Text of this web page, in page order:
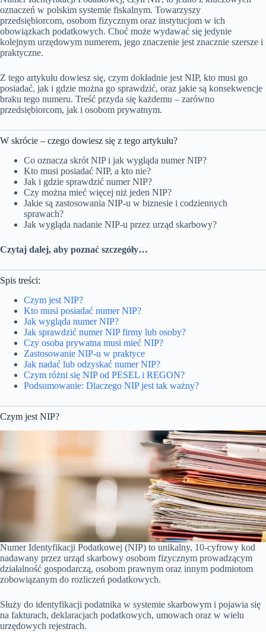
oznaczeń w polskim systemie fiskalnym. Towarzyszy
przedsiębiorcom, osobom fizycznym oraz instytucjom w ich
obowiązkach podatkowych. Choć może wydawać się jedynie
kolejnym urzędowym numerem, jego znaczenie jest znacznie szersze i
praktyczne.
Z tego artykułu dowiesz się, czym dokładnie jest NIP, kto musi go
posiadać, jak i gdzie można go sprawdzić, oraz jakie są konsekwencje
braku tego numeru. Treść przyda się każdemu – zarówno
przedsiębiorcom, jak i osobom prywatnym.
W skrócie – czego dowiesz się z tego artykułu?
Co oznacza skrót NIP i jak wygląda numer NIP?
Kto musi posiadać NIP, a kto nie?
Jak i gdzie sprawdzić numer NIP?
Czy można mieć więcej niż jeden NIP?
Jakie są zastosowania NIP-u w biznesie i codziennych
sprawach?
Jak wygląda nadanie NIP-u przez urząd skarbowy?
Czytaj dalej, aby poznać szczegóły…
Spis treści:
Czym jest NIP?
Kto musi posiadać numer NIP?
Jak wygląda numer NIP?
Jak sprawdzić numer NIP firmy lub osoby?
Czy osoba prywatna musi mieć NIP?
Zastosowanie NIP-u w praktyce
Jak nadać lub odzyskać numer NIP?
Czym różni się NIP od PESEL i REGON?
Podsumowanie: Dlaczego NIP jest tak ważny?
Czym jest NIP?
Numer Identyfikacji Podatkowej (NIP) to unikalny, 10-cyfrowy kod
nadawany przez urząd skarbowy osobom fizycznym prowadzącym
działalność gospodarczą, osobom prawnym oraz innym podmiotom
zobowiązanym do rozliczeń podatkowych.
Służy do identyfikacji podatnika w systemie skarbowym i pojawia się
na fakturach, deklaracjach podatkowych, umowach oraz w wielu
urzędowych rejestrach.